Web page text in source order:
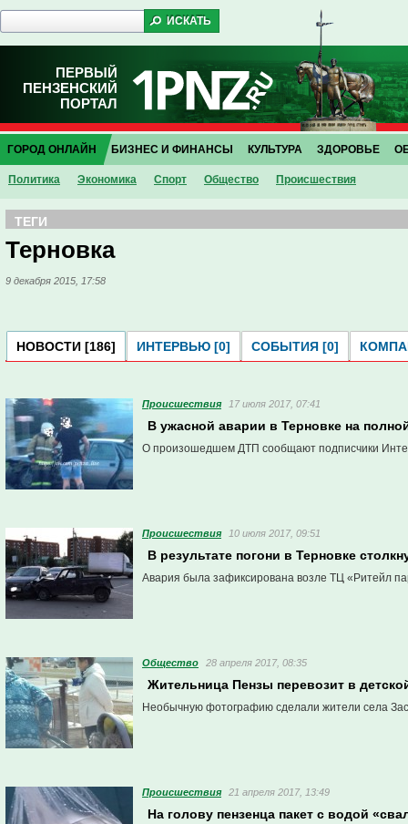
ПЕРВЫЙ
ПЕНЗЕНСКИЙ
ПОРТАЛ
ГОРОД ОНЛАЙН
Политика Экономика Спорт Общество Проиcшествия
БИЗНЕС И ФИНАНСЫ КУЛЬТУРА ЗДОРОВЬЕ
ТЕГИ
Терновка
9 декабря 2015, 17:58
НОВОСТИ [186] ИНТЕРВЬЮ [0] СОБЫТИЯ [0]
Проиcшествия 17 июля 2017, 07:41
В ужасной аварии в Терновке на
О произошедшем ДТП сообщают подписчики
Проиcшествия 10 июля 2017, 09:51
В результате погони в Терновке
Авария была зафиксирована возле ТЦ «Ритейл
Общество 28 апреля 2017, 08:35
Жительница Пензы перевозит в
Необычную фотографию сделали жители села
Проиcшествия 21 апреля 2017, 13:49
На голову пензенца пакет с водой